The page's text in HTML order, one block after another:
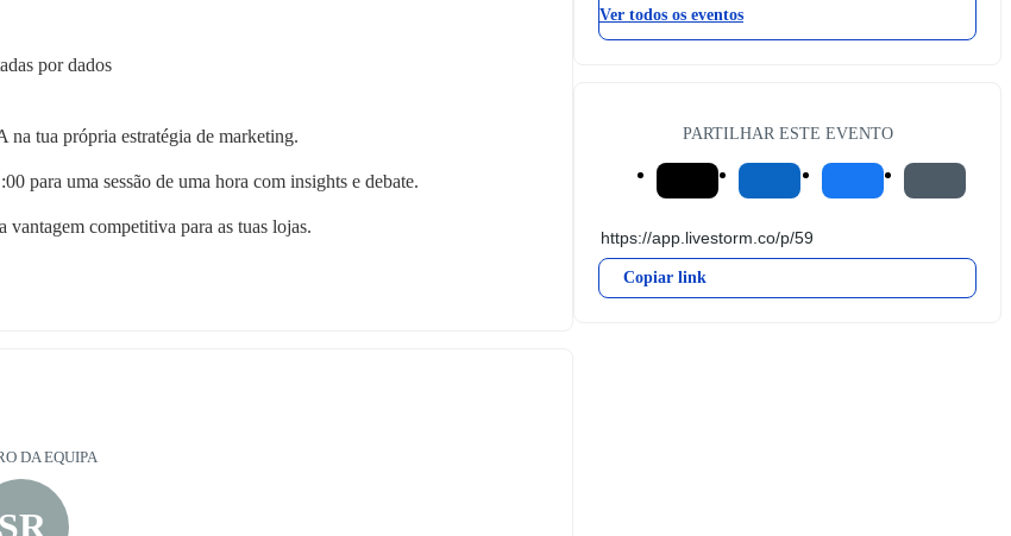
por dados
na tua própria estratégia de marketing.
para uma sessão de uma hora com insights e debate.
competitiva para as tuas lojas.
DA EQUIPA
SR
Ver todos os eventos
PARTILHAR ESTE EVENTO
Copiar link